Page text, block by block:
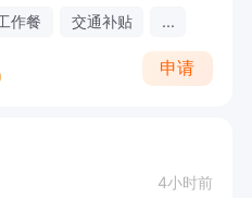
作餐 交通补贴 ...
申请
4小时前